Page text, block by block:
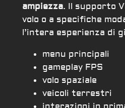
ampiezza. Il supporto
volo o a specifiche
l’intera esperienza di
menu principali
gameplay FPS
volo spaziale
veicoli terrestri